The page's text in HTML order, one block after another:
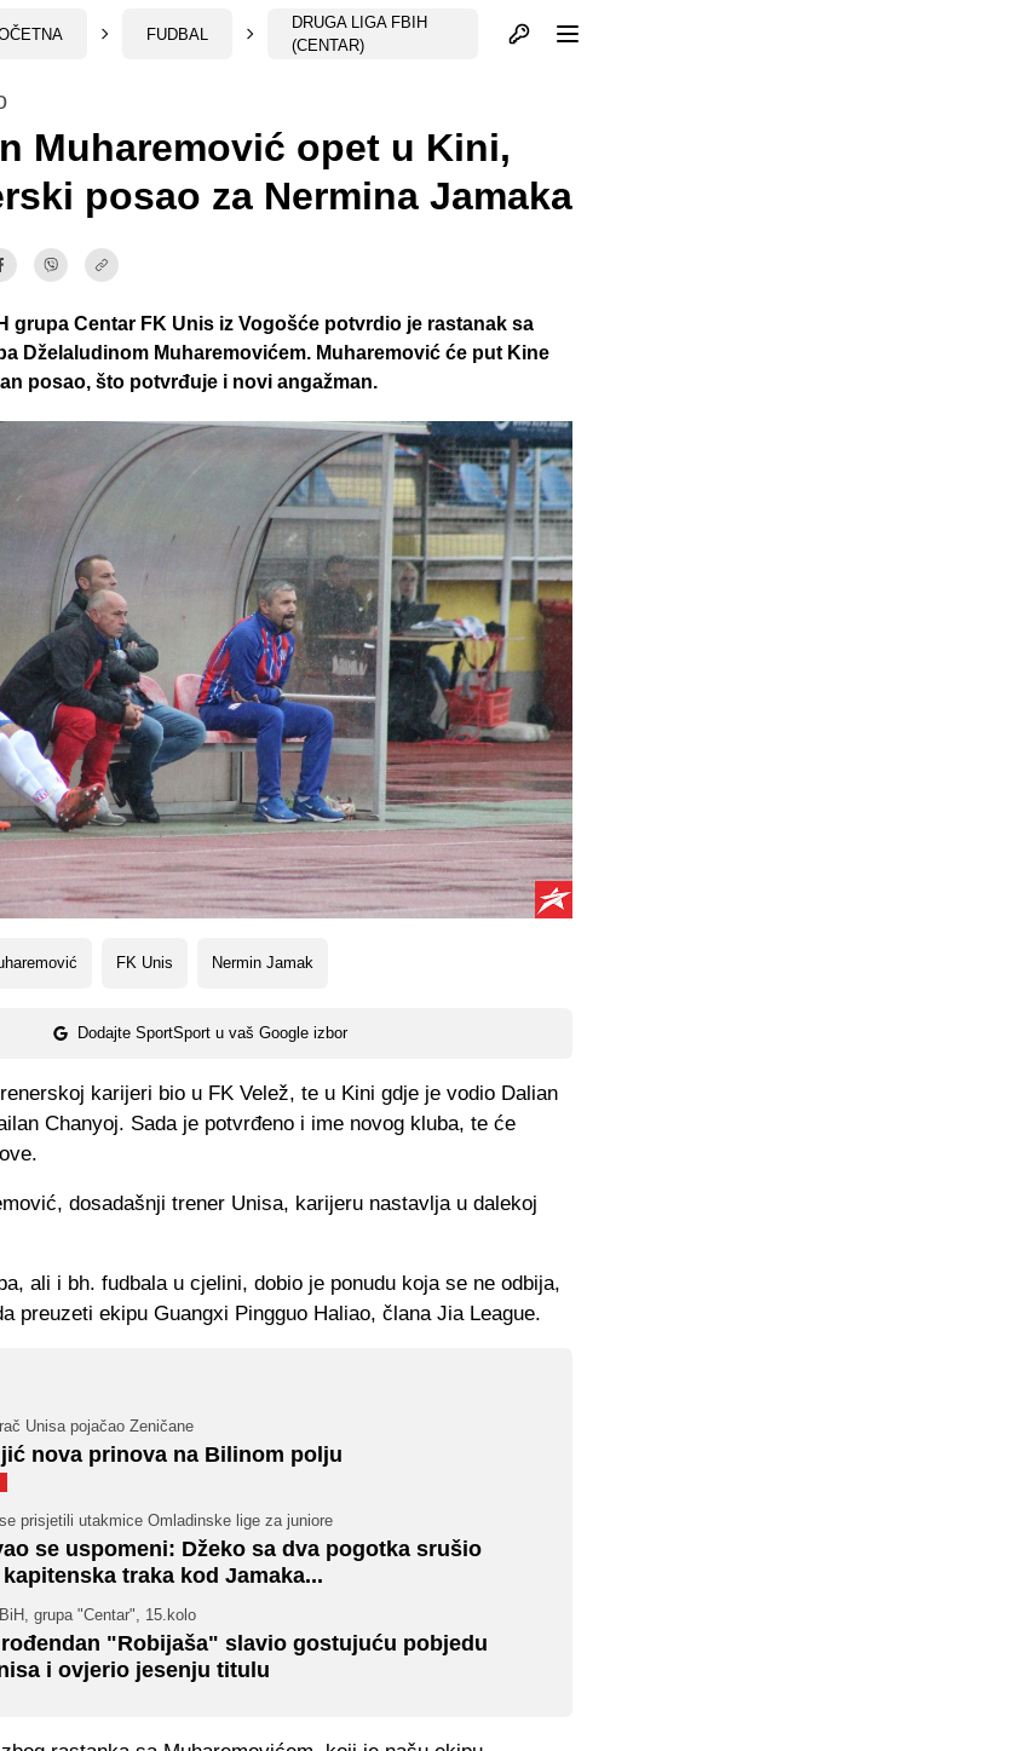
FUDBAL
DRUGA LIGA FBIH
(CENTAR)
Otvori profil
Muharemović opet u Kini,
posao za Nermina Jamaka
FK Unis Nermin Jamak
Dodajte SportSport u vaš Google izbor
grupa Centar FK Unis iz Vogošće potvrdio je rastanak sa
Dželaludinom Muharemovićem. Muharemović će put Kine
posao, što potvrđuje i novi angažman.
karijeri bio u FK Velež, te u Kini gdje je vodio Dalian
Chanyoj. Sada je potvrđeno i ime novog kluba, te će
dosadašnji trener Unisa, karijeru nastavlja u dalekoj
ali i bh. fudbala u cjelini, dobio je ponudu koja se ne odbija,
preuzeti ekipu Guangxi Pingguo Haliao, člana Jia League.
Unisa pojačao Zeničane
nova prinova na Bilinom polju
prisjetili utakmice Omladinske lige za juniore
se uspomeni: Džeko sa dva pogotka srušio
traka kod Jamaka...
grupa "Centar", 15.kolo
"Robijaša" slavio gostujuću pobjedu
i ovjerio jesenju titulu